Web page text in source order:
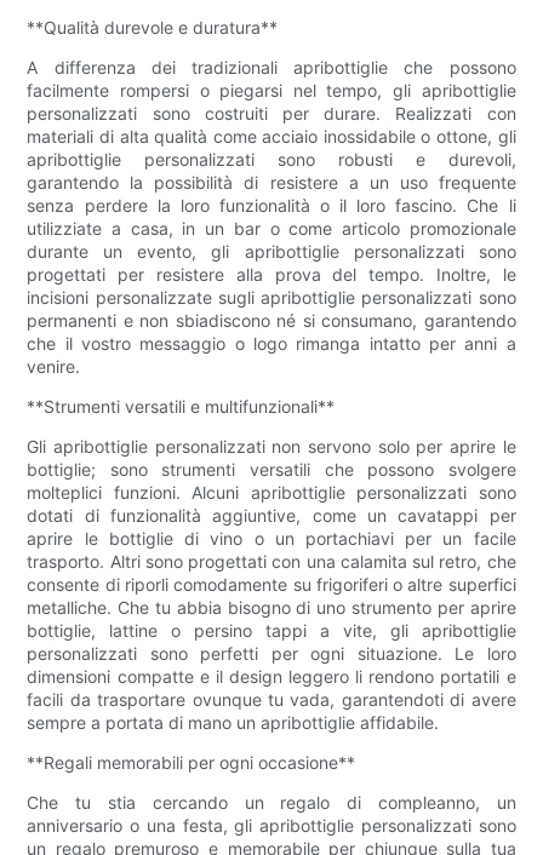
**Qualità durevole e duratura**
A differenza dei tradizionali apribottiglie che possono
facilmente rompersi o piegarsi nel tempo, gli apribottiglie
personalizzati sono costruiti per durare. Realizzati con
materiali di alta qualità come acciaio inossidabile o ottone, gli
apribottiglie personalizzati sono robusti e durevoli,
garantendo la possibilità di resistere a un uso frequente
senza perdere la loro funzionalità o il loro fascino. Che li
utilizziate a casa, in un bar o come articolo promozionale
durante un evento, gli apribottiglie personalizzati sono
progettati per resistere alla prova del tempo. Inoltre, le
incisioni personalizzate sugli apribottiglie personalizzati sono
permanenti e non sbiadiscono né si consumano, garantendo
che il vostro messaggio o logo rimanga intatto per anni a
venire.
**Strumenti versatili e multifunzionali**
Gli apribottiglie personalizzati non servono solo per aprire le
bottiglie; sono strumenti versatili che possono svolgere
molteplici funzioni. Alcuni apribottiglie personalizzati sono
dotati di funzionalità aggiuntive, come un cavatappi per
aprire le bottiglie di vino o un portachiavi per un facile
trasporto. Altri sono progettati con una calamita sul retro, che
consente di riporli comodamente su frigoriferi o altre superfici
metalliche. Che tu abbia bisogno di uno strumento per aprire
bottiglie, lattine o persino tappi a vite, gli apribottiglie
personalizzati sono perfetti per ogni situazione. Le loro
dimensioni compatte e il design leggero li rendono portatili e
facili da trasportare ovunque tu vada, garantendoti di avere
sempre a portata di mano un apribottiglie affidabile.
**Regali memorabili per ogni occasione**
Che tu stia cercando un regalo di compleanno, un
anniversario o una festa, gli apribottiglie personalizzati sono
un regalo premuroso e memorabile per chiunque sulla tua